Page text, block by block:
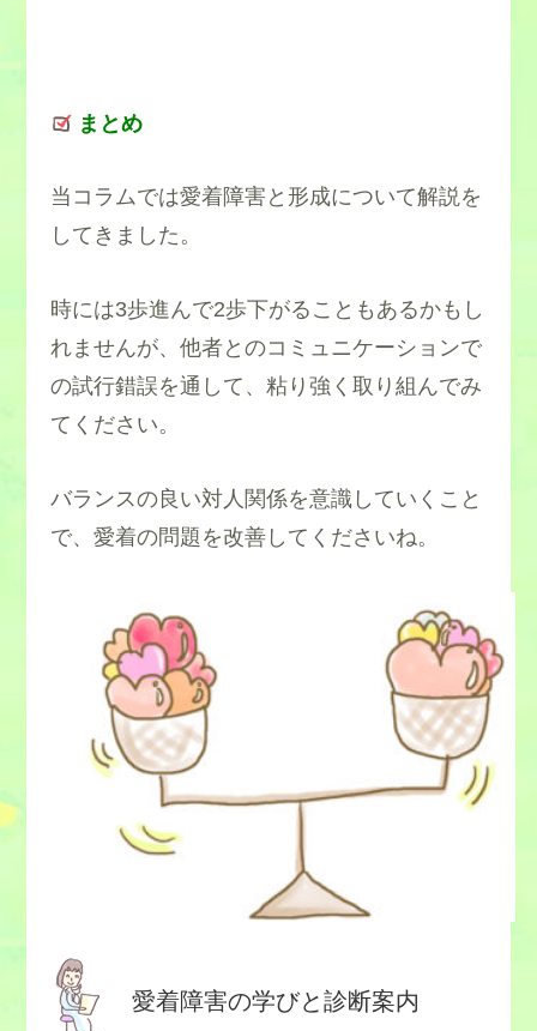
克服方法,治療法
克服方法,治療法
・見捨てられ不安を改善
克服方法,治療法
・自己肯定感を回復する
克服方法,治療法
まとめ
当コラムでは愛着障害と形成について解説を
してきました。
時には3歩進んで2歩下がることもあるかもし
れませんが、他者とのコミュニケーションで
の試行錯誤を通して、粘り強く取り組んでみ
てください。
バランスの良い対人関係を意識していくこと
で、愛着の問題を改善してくださいね。
愛着障害の学びと診断案内